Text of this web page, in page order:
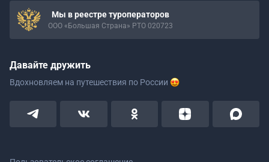
Мы в реестре туроператоров
ООО «Большая Страна» РТО 020723
Давайте дружить
Вдохновляем на путешествия по России